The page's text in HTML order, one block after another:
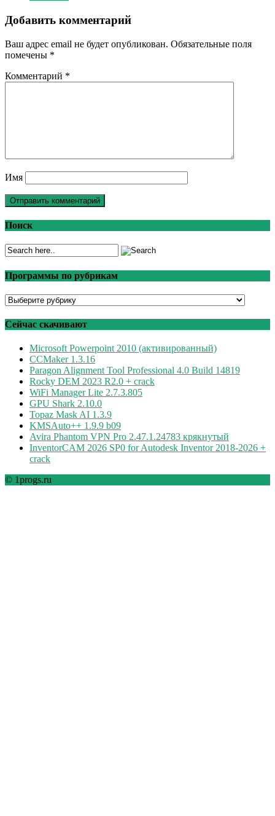
Добавить комментарий
Ваш адрес email не будет опубликован. Обязательные поля
помечены *
Комментарий *
Имя
Поиск
Программы по рубрикам
Программы
рубрикам
Сейчас скачивают
Microsoft Powerpoint 2010 (активированный)
CCMaker 1.3.16
Paragon Alignment Tool Professional 4.0 Build 14819
Rocky DEM 2023 R2.0 + crack
WiFi Manager Lite 2.7.3.805
GPU Shark 2.10.0
Topaz Mask AI 1.3.9
KMSAuto++ 1.9.9 b09
Avira Phantom VPN Pro 2.47.1.24783 крякнутый
InventorCAM 2026 SP0 for Autodesk Inventor 2018-2026 +
crack
© 1progs.ru